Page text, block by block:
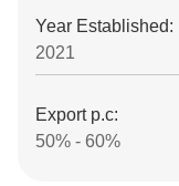
Year Established:
2021
Export p.c:
50% - 60%